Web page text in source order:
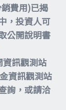
費用)已揭
，投資人可
公開說明書
訊觀測站
資訊觀測站
詢，或請洽